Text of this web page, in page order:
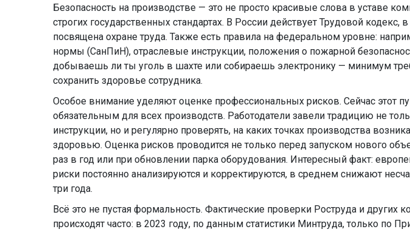
Безопасность на производстве — это не просто красивые слова в уставе
строгих государственных стандартах. В России действует Трудовой кодекс,
посвящена охране труда. Также есть правила на федеральном уровне:
нормы (СанПиН), отраслевые инструкции, положения о пожарной
добываешь ли ты уголь в шахте или собираешь электронику — минимум
сохранить здоровье сотрудника.
Особое внимание уделяют оценке профессиональных рисков. Сейчас этот
обязательным для всех производств. Работодатели завели традицию не
инструкции, но и регулярно проверять, на каких точках производства
здоровью. Оценка рисков проводится не только перед запуском нового
раз в год или при обновлении парка оборудования. Интересный факт:
риски постоянно анализируются и корректируются, в среднем снижают
три года.
Всё это не пустая формальность. Фактические проверки Роструда и других
происходят часто: в 2023 году, по данным статистики Минтруда, только по